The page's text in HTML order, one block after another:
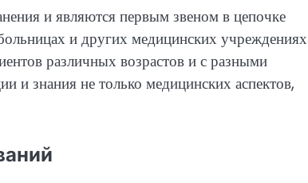
и являются первым звеном в цепочке
и других медицинских учреждениях
различных возрастов и с разными
и знания не только медицинских аспектов,